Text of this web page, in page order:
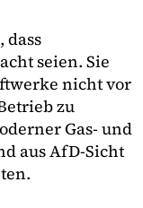
, dass
seien. Sie
nicht vor
zu
Gas- und
aus AfD-Sicht